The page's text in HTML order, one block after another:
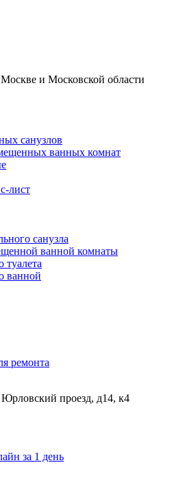
и Московской области
санузлов
ванных комнат
лист
санузла
ванной комнаты
туалета
ванной
ремонта
проезд, д14, к4
за 1 день